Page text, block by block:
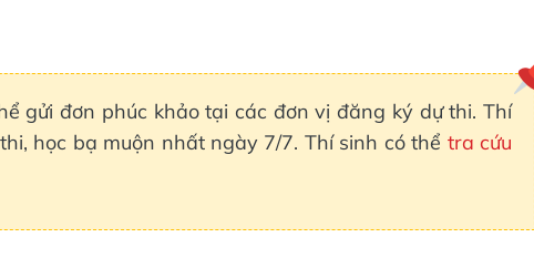
gửi đơn phúc khảo tại các đơn vị đăng ký dự thi. Thí
học bạ muộn nhất ngày 7/7. Thí sinh có thể tra cứu